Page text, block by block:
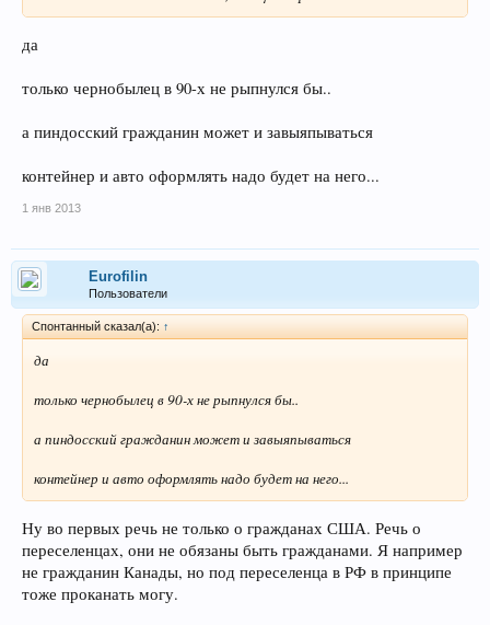
да
только чернобылец в 90-х не рыпнулся бы..
а пиндосский гражданин может и завыяпываться
контейнер и авто оформлять надо будет на него...
1 янв 2013
Eurofilin
Пользователи
Спонтанный сказал(а): ↑
да
только чернобылец в 90-х не рыпнулся бы..
а пиндосский гражданин может и завыяпываться
контейнер и авто оформлять надо будет на него...
Ну во первых речь не только о гражданах США. Речь о
переселенцах, они не обязаны быть гражданами. Я например
не гражданин Канады, но под переселенца в РФ в принципе
тоже проканать могу.